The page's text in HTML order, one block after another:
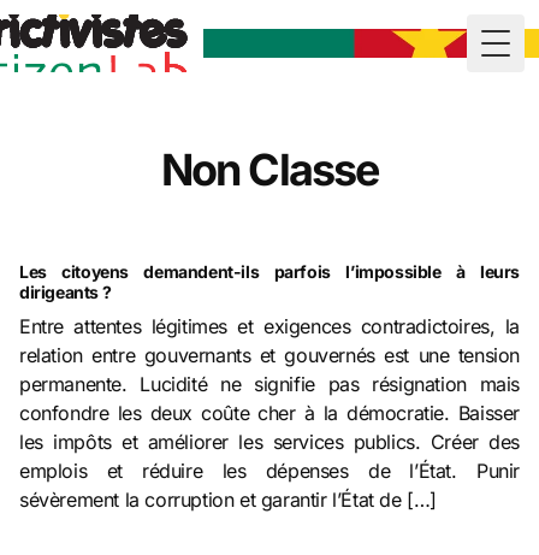
Non Classe
Les citoyens demandent-ils parfois l’impossible à leurs
dirigeants ?
Entre attentes légitimes et exigences contradictoires, la
relation entre gouvernants et gouvernés est une tension
permanente. Lucidité ne signifie pas résignation mais
confondre les deux coûte cher à la démocratie. Baisser
les impôts et améliorer les services publics. Créer des
emplois et réduire les dépenses de l’État. Punir
sévèrement la corruption et garantir l’État de […]